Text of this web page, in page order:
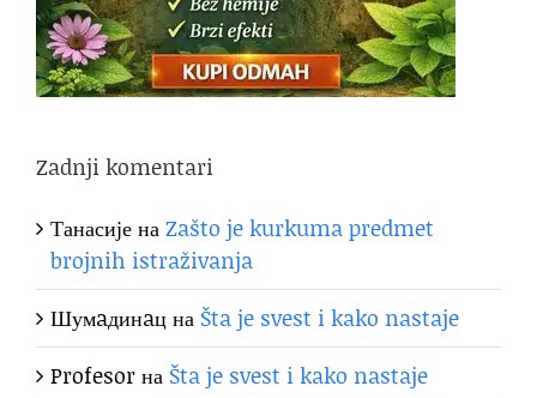
Zadnji komentari
ТанасијенаZašto je kurkuma predmet
brojnih istraživanja
Шумaдинaцна Šta je svest i kako nastaje
Profesorна Šta je svest i kako nastaje